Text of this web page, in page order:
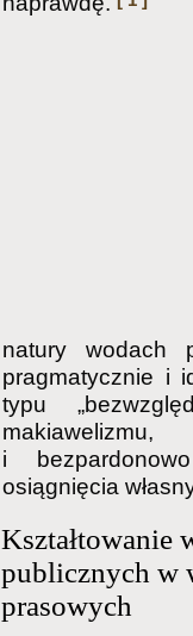
natury wodach
pragmatycznie i
typu
i
osiągnięcia
Kształtowanie
publicznych w
prasowych